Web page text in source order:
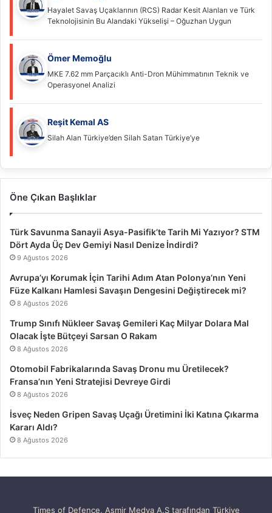
Hayalet Savaş Uçaklarının (RCS) Radar Kesit Alanları ve Türk
Teknolojisinin Bu Alandaki Yükselişi – Oğuzhan Uygun
Ömer Memoğlu
MKE 7.62 mm Parçacıklı Anti-Dron Mühimmatının Teknik ve
Operasyonel Analizi
Reşit Kemal AS
Silah Alan Türkiye’den Silah Satan Türkiye’ye
Öne Çıkan Başlıklar
Türk Savunma Sanayii Asya-Pasifik’te Tarih Mi Yazıyor? STM
Dört Ayda Üç Dev Gemiyi Nasıl Denize İndirdi?
9 Ağustos 2026
Avrupa’yı Korumak İçin Tarihi Adım Atan Polonya’nın Yeni
Füze Kalkanı Hamlesi Savaşın Dengesini Değiştirecek mi?
8 Ağustos 2026
Trump Sınıfı Nükleer Savaş Gemileri Kaç Milyar Dolara Mal
Olacak İşte Bütçeyi Sarsan O Rakam
8 Ağustos 2026
Otomobil Fabrikalarında Savaş Dronu mu Üretilecek?
Fransa’nın Yeni Stratejisi Devreye Girdi
8 Ağustos 2026
İsveç Neden Gripen Savaş Uçağı Üretimini İki Katına Çıkarma
Kararı Aldı?
8 Ağustos 2026
Times of Defence, Asmir Medya A.Ş tarafından Türkiye